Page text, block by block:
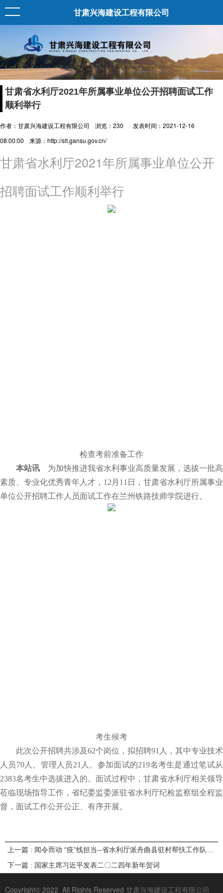
甘肃兴海建设工程有限公司
甘肃省水利厅2021年所属事业单位公开招聘面试工作
顺利举行
作者：甘肃兴海建设工程有限公司 浏览： 230
发表时间：2021-12-16
08:00:00
来源：http://slt.gansu.gov.cn/
甘肃省水利厅2021年所属事业单位公开
招聘面试工作顺利举行
检查考前准备工作
本站讯 为加快推进我省水利事业高质量发展，选拔一批高
素质、专业化优秀青年人才，12月11日，甘肃省水利厅所属事业
单位公开招聘工作人员面试工作在兰州铁路技师学院进行。
考生候考
此次公开招聘共涉及62个岗位，拟招聘91人，其中专业技术
人员70人、管理人员21人。参加面试的219名考生是通过笔试从
2383名考生中选拔进入的。面试过程中，甘肃省水利厅相关领导
莅临现场指导工作，省纪委监委派驻省水利厅纪检监察组全程监
督，面试工作公开公正、有序开展。
下一篇 : 国家主席习近平发表二〇二四年新年贺词
Copyright© 2022 All Rights Reserved 甘肃兴海建设工程有限公司